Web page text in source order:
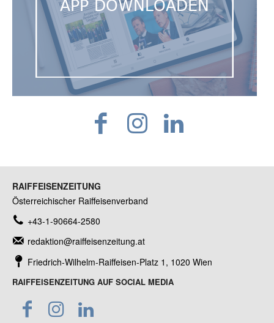
RAIFFEISENZEITUNG
Österreichischer Raiffeisenverband
+43-1-90664-2580
redaktion@raiffeisenzeitung.at
Friedrich-Wilhelm-Raiffeisen-Platz 1, 1020 Wien
RAIFFEISENZEITUNG AUF SOCIAL MEDIA